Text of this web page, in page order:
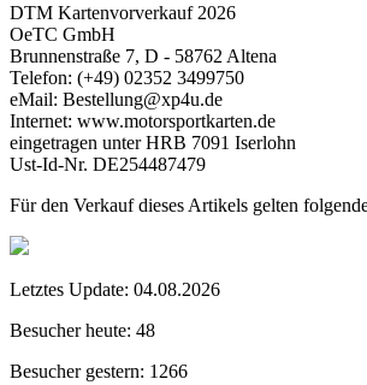
DTM Kartenvorverkauf 2026
OeTC GmbH
Brunnenstraße 7, D - 58762 Altena
Telefon: (+49) 02352 3499750
eMail: Bestellung@xp4u.de
Internet: www.motorsportkarten.de
eingetragen unter HRB 7091 Iserlohn
Ust-Id-Nr. DE254487479
Für den Verkauf dieses Artikels gelten
Letztes Update: 04.08.2026
Besucher heute: 48
Besucher gestern: 1266